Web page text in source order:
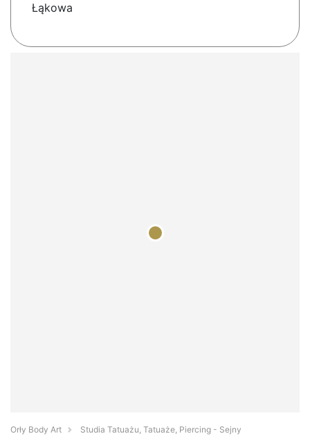
Łąkowa
Orły Body Art
Studia Tatuażu, Tatuaże, Piercing - Sejny